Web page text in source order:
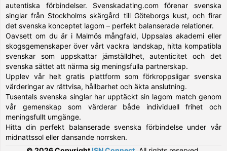
autentiska förbindelser. Svenskadating.com förenar svenska
singlar från Stockholms skärgård till Göteborgs kust, och firar
det svenska konceptet lagom – perfekt balanserade relationer.
Oavsett om du är i Malmös mångfald, Uppsalas akademi eller
skogsgemenskaper över vårt vackra landskap, hitta kompatibla
svenskar som uppskattar jämställdhet, autenticitet och det
svenska sättet att närma sig meningsfulla partnerskap.
Upplev vår helt gratis plattform som förkroppsligar svenska
värderingar av rättvisa, hållbarhet och äkta anslutning.
Tusentals svenska singlar har upptäckt sin lagom match genom
vår gemenskap som värderar både individuell frihet och
meningsfullt umgänge.
Hitta din perfekt balanserade svenska förbindelse under vår
midnattssol eller dansande norrsken.